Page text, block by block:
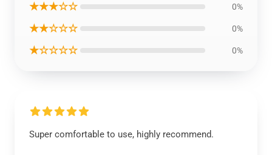
★★★☆☆ 0%
★★☆☆☆ 0%
★☆☆☆☆ 0%
Super comfortable to use, highly recommend.